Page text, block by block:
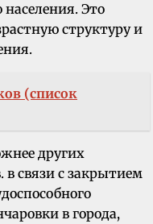
населения. Это
структуру и
(список
других
в связи с закрытием
в города,